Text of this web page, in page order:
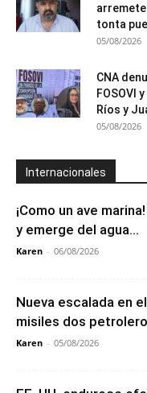
tonta
05/08/2026
CNA
FOSOVI
Ríos y
05/08/2026
Internacionales
¡Como un ave
y emerge del agua...
Karen - 06/08/2026
Nueva escalada en
misiles dos
Karen - 05/08/2026